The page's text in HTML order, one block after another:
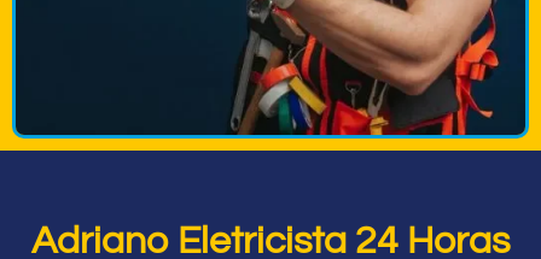
Adriano Eletricista 24 Horas